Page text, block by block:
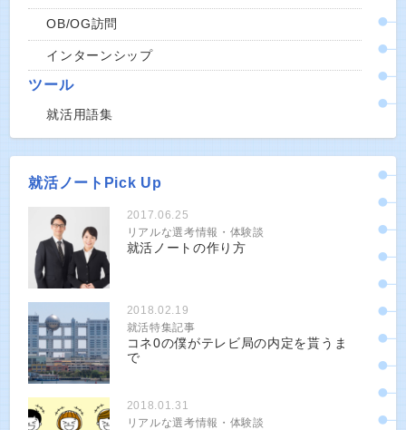
OB/OG訪問
インターンシップ
ツール
就活用語集
就活ノートPick Up
2017.06.25
リアルな選考情報・体験談
就活ノートの作り方
2018.02.19
就活特集記事
コネ0の僕がテレビ局の内定を貰うま
で
2018.01.31
リアルな選考情報・体験談